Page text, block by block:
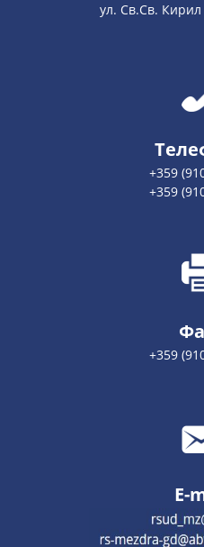
ул. Св.Св.
+359
+359
+359
E-